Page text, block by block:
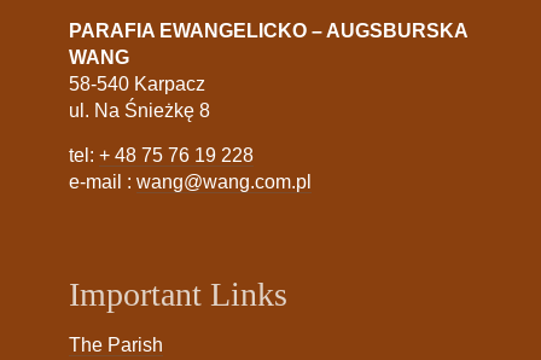
PARAFIA EWANGELICKO – AUGSBURSKA
WANG
58-540 Karpacz
ul. Na Śnieżkę 8
tel: + 48 75 76 19 228
e-mail : wang@wang.com.pl
Important Links
The Parish